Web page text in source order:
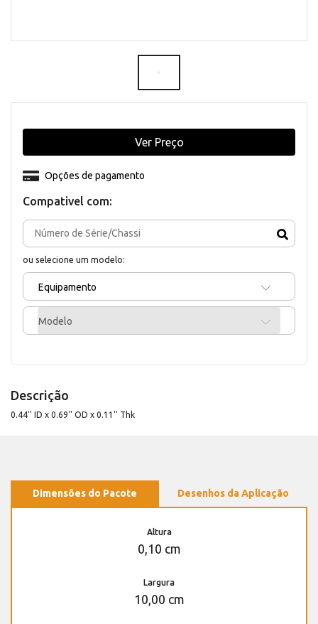
Compativel com:
ou selecione um modelo:
Equipamento
Modelo
Opções de pagamento
Ver Preço
Descrição
0.44'' ID x 0.69'' OD x 0.11'' Thk
Dimensões do Pacote Desenhos da Aplicação
Altura
0,10 cm
Largura
10,00 cm